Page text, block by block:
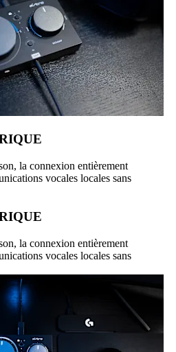
la connexion entièrement
vocales locales sans
la connexion entièrement
vocales locales sans